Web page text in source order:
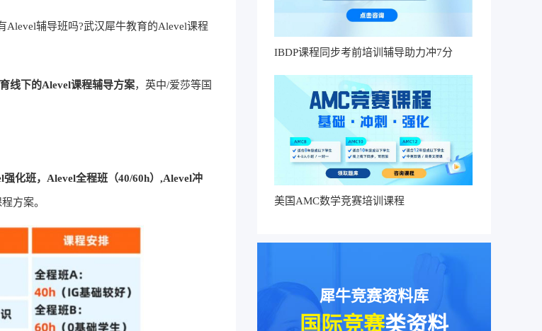
辅导班吗?武汉犀牛教育的Alevel课程
线下的Alevel课程辅导方案，英中/爱莎等国
化班，Alevel全程班（40/60h）,Alevel冲
方案。
IBDP课程同步考前培训辅导助力冲7分
美国AMC数学竞赛培训课程
犀牛竞赛资料库
国际竞赛类资料